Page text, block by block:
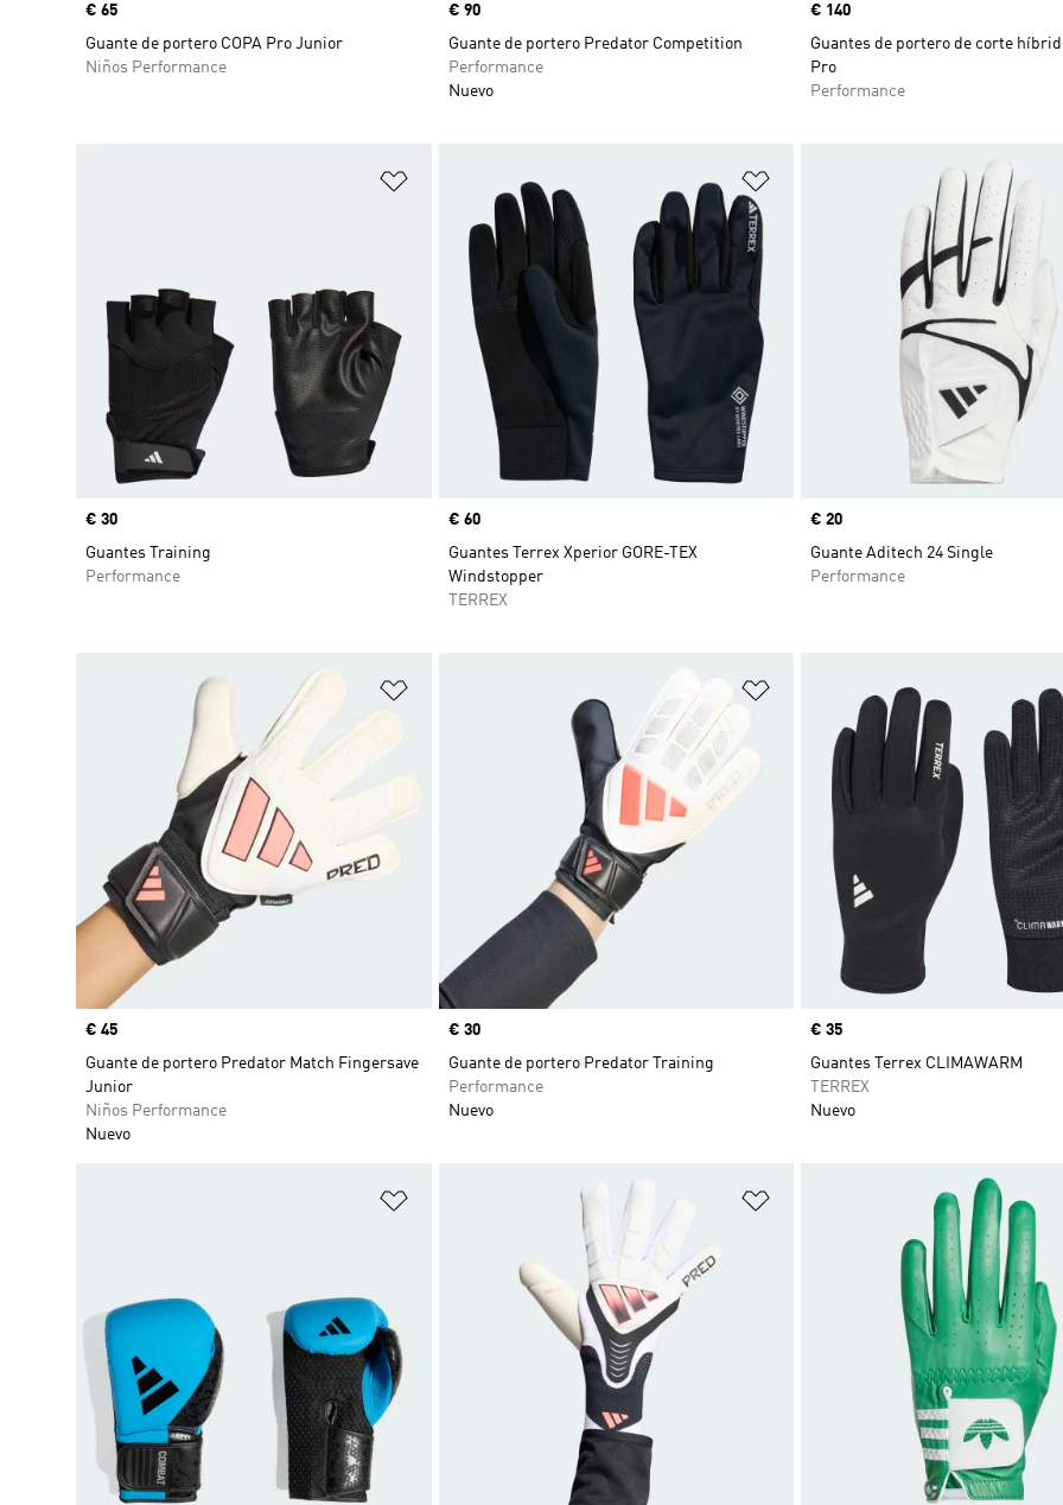
Precio
€ 65
Guante de portero COPA Pro Junior
Niños Performance
Precio
€ 90
Guante de portero Predator Competition
Performance
Nuevo
Precio
€ 140
Guantes de portero de corte
Pro
Performance
Precio
€ 30
Guantes Training
Performance
Añadir a la lista de deseos
Precio
€ 60
Guantes Terrex Xperior GORE-TEX
Windstopper
TERREX
Precio
€ 20
Guante Aditech 24 Single
Performance
Precio
€ 45
Guante de portero Predator Match Fingersave
Junior
Niños Performance
Nuevo
Añadir a la lista de deseos
Precio
€ 30
Guante de portero Predator Training
Performance
Nuevo
Precio
€ 35
Guantes Terrex CLIMAWARM
TERREX
Nuevo
Añadir a la lista de deseos Añadir a la lista de deseos